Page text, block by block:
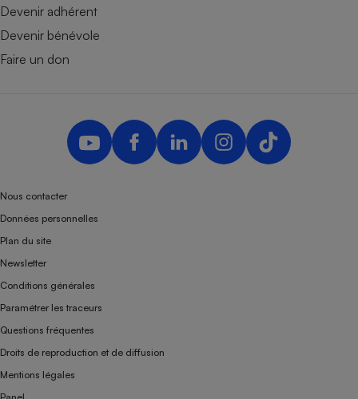
Devenir adhérent
Devenir bénévole
Faire un don
Nous contacter
Données personnelles
Plan du site
Newsletter
Conditions générales
Paramétrer les traceurs
Questions fréquentes
Droits de reproduction et de diffusion
Mentions légales